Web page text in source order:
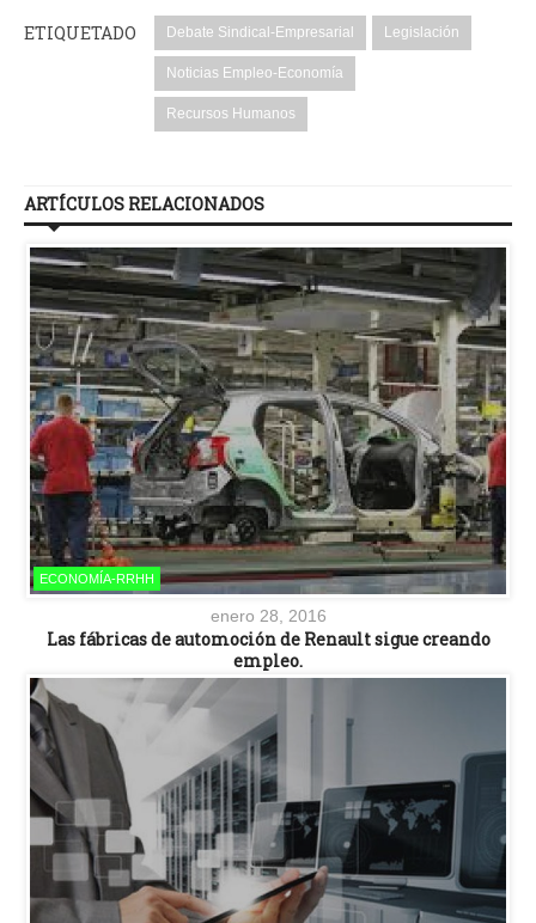
ETIQUETADO Debate Sindical-Empresarial Legislación
Noticias Empleo-Economía
Recursos Humanos
ARTÍCULOS RELACIONADOS
ECONOMÍA-RRHH
enero 28, 2016
Las fábricas de automoción de Renault sigue creando
empleo.